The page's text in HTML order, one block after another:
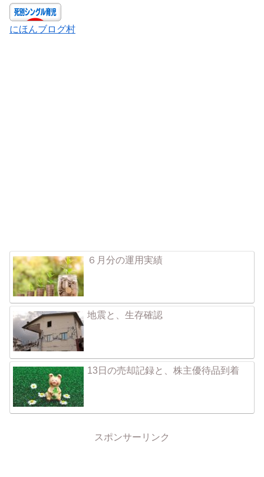
にほんブログ村
６月分の運用実績
地震と、生存確認
13日の売却記録と、株主優待品到着
スポンサーリンク